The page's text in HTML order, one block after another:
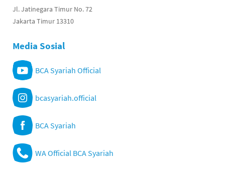
Jl. Jatinegara Timur No. 72
Jakarta Timur 13310
Media Sosial
BCA Syariah Official
bcasyariah.official
BCA Syariah
WA Official BCA Syariah